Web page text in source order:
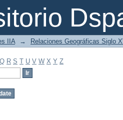
IIA → Relaciones Geográficas Siglo
Q R S T U V W X Y Z